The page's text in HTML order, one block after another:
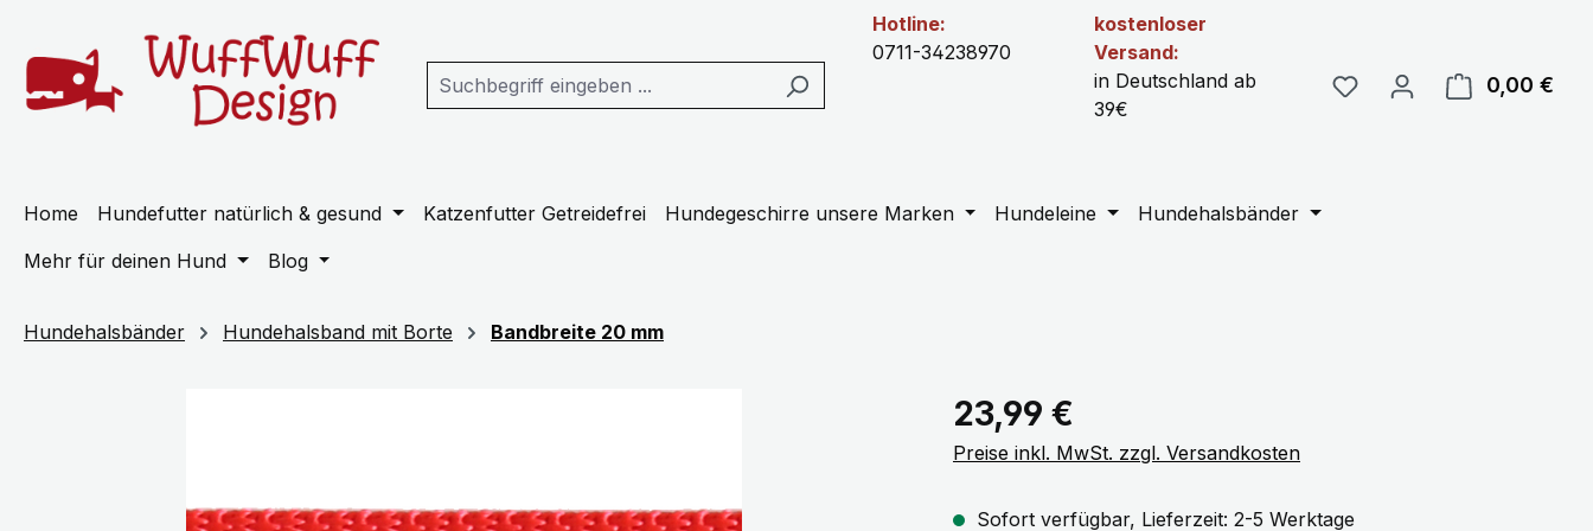
Hotline:
0711-34238970
kostenloser
Versand:
in Deutschland ab
39€
0,00 €
Home Hundefutter natürlich & gesund Katzenfutter Getreidefrei Hundegeschirre unsere Marken Hundeleine
Hundehalsbänder
Mehr für deinen Hund
Blog
Hundehalsbänder Hundehalsband mit Borte Bandbreite 20 mm
Regulärer Preis:
23,99 €
Preise inkl. MwSt. zzgl. Versandkosten
Sofort verfügbar, Lieferzeit: 2-5 Werktage